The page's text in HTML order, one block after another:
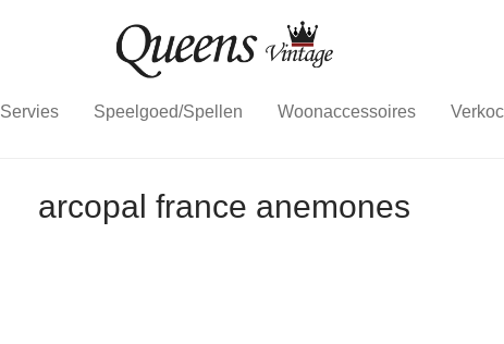
Servies Speelgoed/Spellen Woonaccessoires
arcopal france anemones